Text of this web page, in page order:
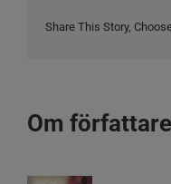
Share This Story,
Om